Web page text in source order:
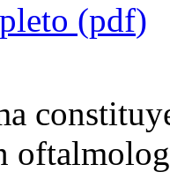
(pdf)